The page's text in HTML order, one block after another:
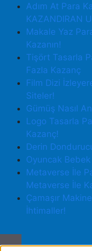
Adım At Para
KAZANDIRAN
Makale Yaz
Kazanın!
Tişört Tasarla
Fazla Kazanç
Film Dizi
Siteler!
Gümüş Nasıl
Logo Tasarla
Kazanç!
Derin
Oyuncak Bebek
Metaverse İle
Metaverse İle
Çamaşır
İhtimaller!